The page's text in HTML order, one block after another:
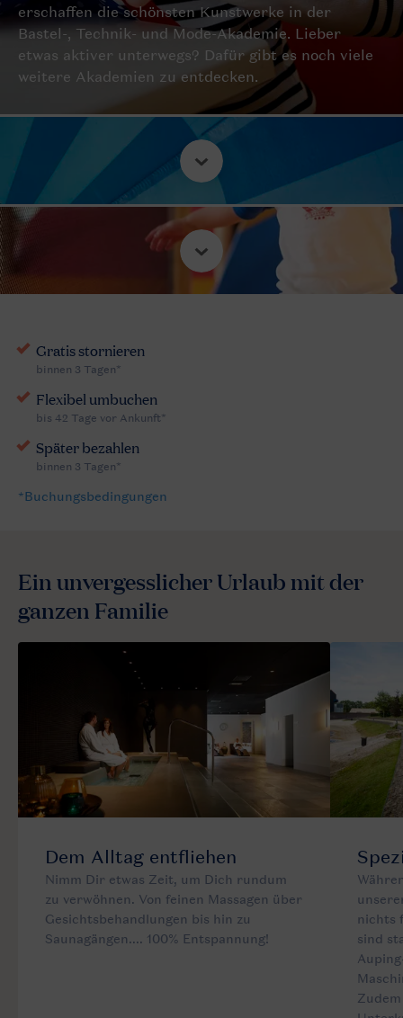
erschaffen die schönsten Kunstwerke in der
Bastel-, Technik- und Mode-Akademie. Lieber
etwas aktiver unterwegs? Dafür gibt es noch viele
weitere Akademien zu entdecken.
Ein unvergesslicher Urlaub mit der
ganzen Familie
Dem Alltag entfliehen
Nimm Dir etwas Zeit, um Dich rundum
zu verwöhnen. Von feinen Massagen über
Gesichtsbehandlungen bis hin zu
Saunagängen.... 100% Entspannung!
nichts
sind